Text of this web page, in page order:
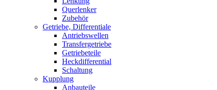
Querlenker
Zubehör
Getriebe, Differentiale
Antriebswellen
Transfergetriebe
Getriebeteile
Heckdifferential
Schaltung
Kupplung
Anbauteile